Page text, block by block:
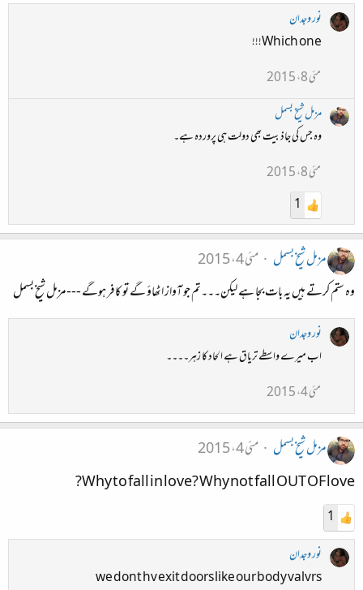
نور وجدان
Which one!!!
مئی 8، 2015
مزمل شیخ بسمل
وہ جس کی جاذبیت بھی دولت ہی پروردہ ہے۔
مئی 8، 2015
1
مزمل شیخ بسمل
مئی 4، 2015
وہ ستم کرتے ہیں یہ بات بجا ہے لیکن۔۔۔تم جو آواز اٹھاؤ گے تو کافر ہوگے ---مزمل شیخ بسمل
نور وجدان
اب میرے واسطے تریاق ہے الحاد کا زہر۔۔۔۔
مئی 4، 2015
مزمل شیخ بسمل
مئی 4، 2015
Why to fall in love? Why not fall OUT OF love?
1
نور وجدان
we dont hv exit doors like our body valvrs